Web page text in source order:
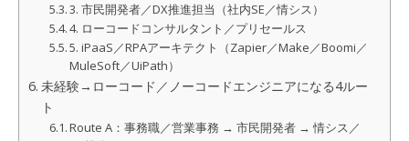
3. 市民開発者／DX推進担当（社内SE／情シス）
4. ローコードコンサルタント／プリセールス
5. iPaaS／RPAアーキテクト（Zapier／Make／Boomi／
MuleSoft／UiPath）
未経験→ローコード／ノーコードエンジニアになる4ルー
ト
Route A：事務職／営業事務 → 市民開発者 → 情シス／